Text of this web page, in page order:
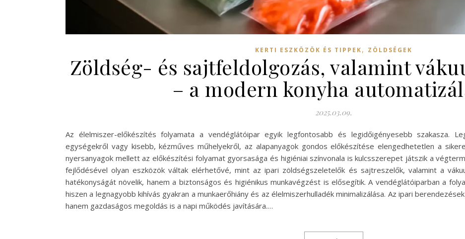
KERTI ESZKÖZÖK ÉS TIPPEK, ZÖLDSÉGEK
Zöldség- és sajtfeldolgozás, valamint
– a modern konyha
2025.03.09.
Az élelmiszer-előkészítés folyamata a vendéglátóipar egyik legfontosabb és legidőigényesebb szakasza.
egységekről vagy kisebb, kézműves műhelyekről, az alapanyagok gondos előkészítése elengedhetetlen a
nyersanyagok mellett az előkészítési folyamat gyorsasága és higiéniai színvonala is kulcsszerepet játszik a
fejlődésével olyan eszközök váltak elérhetővé, mint az ipari zöldségszeletelők és sajtreszelők, valamint a
hatékonyságát növelik, hanem a biztonságos és higiénikus munkavégzést is elősegítik. A vendéglátóiparban a
hiszen a legnagyobb kihívás gyakran a munkaerőhiány és az élelmiszerhulladék minimalizálása. Az ipari
hanem gazdaságos megoldás is a napi működés javítására.…